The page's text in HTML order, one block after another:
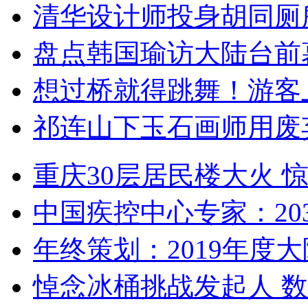
清华设计师投身胡同
盘点韩国瑜访大陆台
想过桥就得跳舞！游客
祁连山下玉石画师用
重庆30层居民楼大火
中国疾控中心专家：
年终策划：2019年度
悼念冰桶挑战发起人